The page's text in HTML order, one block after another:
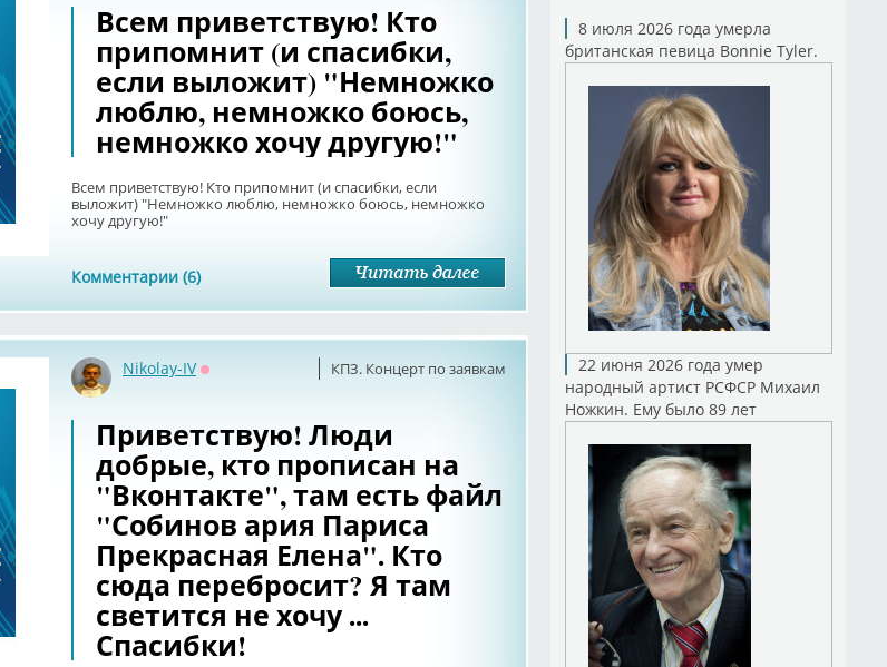
Всем приветствую! Кто
припомнит (и спасибки,
если выложит) "Немножко
люблю, немножко боюсь,
немножко хочу другую!"
Всем приветствую! Кто припомнит (и спасибки, если
выложит) "Немножко люблю, немножко боюсь, немножко
хочу другую!"
Комментарии (6)
КПЗ. Концерт по заявкам
Nikolay-IV
Приветствую! Люди
добрые, кто прописан на
"Вконтакте", там есть файл
"Собинов ария Париса
Прекрасная Елена". Кто
сюда перебросит? Я там
светится не хочу ...
Спасибки!
8 июля 2026 года умерла
британская певица Bonnie Tyler.
22 июня 2026 года умер
народный артист РСФСР Михаил
Ножкин. Ему было 89 лет